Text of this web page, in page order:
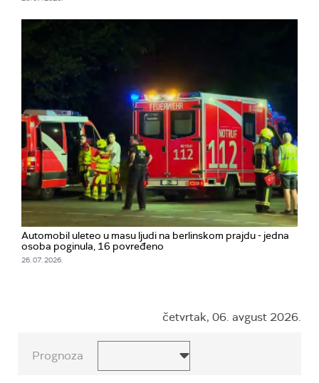
Automobil uleteo u masu ljudi na berlinskom prajdu - jedna
osoba poginula, 16 povređeno
26. 07. 2026.
četvrtak, 06. avgust 2026.
Prognoza